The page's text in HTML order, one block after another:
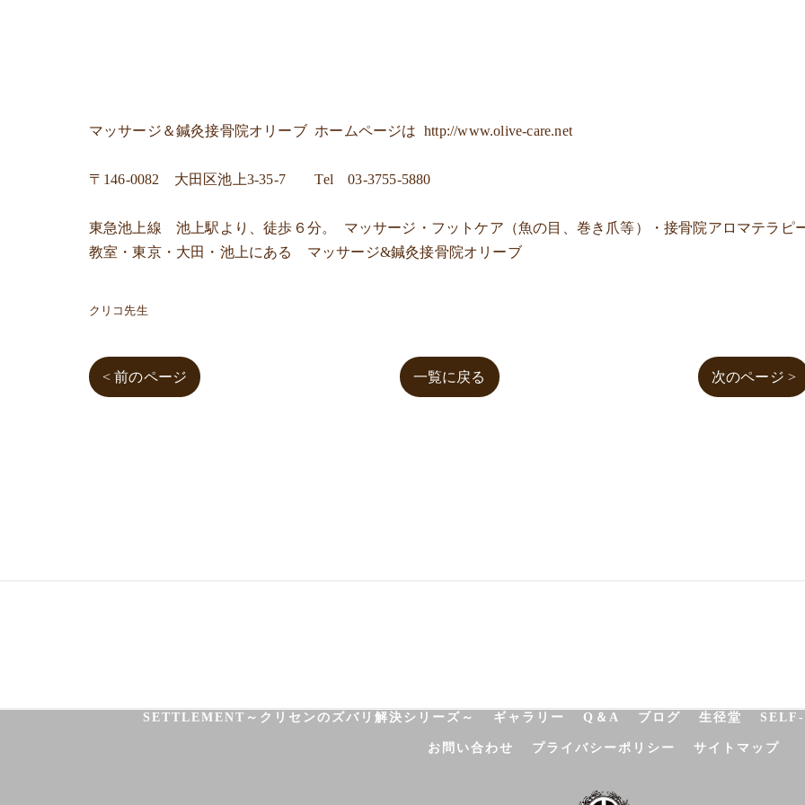
マッサージ＆鍼灸接骨院オリーブ ホームページはhttp://www.olive-care.net
〒 146-0082 大田区池上3-35-7 Tel03-3755-5880
東急池上線 池上駅より、徒歩６分。 マッサージ・フットケア（魚の目、巻き爪等）・接骨院アロマテラピ
教室・東京・大田・池上にある マッサージ&鍼灸接骨院オリーブ
クリコ先生
< 前のページ 一覧に戻る 次のページ >
SETTLEMENT～クリセンのズバリ解決シリーズ～ ギャラリー Q＆A ブログ 生径堂
お問い合わせ プライバシーポリシー サイトマップ